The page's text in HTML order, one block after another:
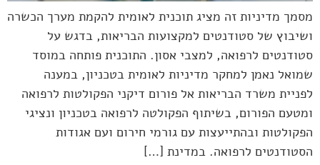
מסמך מדיניות זה מציג תוכנית לאומית להקמת מערך הכשרה
ושיבוץ של סטודנטים למקצועות הבריאות, בדגש על
סטודנטים לרפואה, למצבי אסון. התוכנית פותחה במוסד
שמואל נאמן למחקר מדיניות לאומית בטכניון, במענה
לפניית משרד הבריאות אל פורום דיקני הפקולטות לרפואה
ומטעם הפורום, בשיתוף הפקולטה לרפואה בטכניון ונציגי
הפקולטות ובהתייעצות עם גורמי חירום ועם אגודות
הסטודנטים לרפואה. במדינת […]